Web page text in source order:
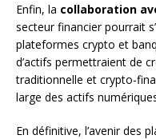
Enfin, la collaboration
secteur financier pourrait
plateformes crypto et
d’actifs permettraient de
traditionnelle et crypto-
large des actifs
En définitive, l’avenir des